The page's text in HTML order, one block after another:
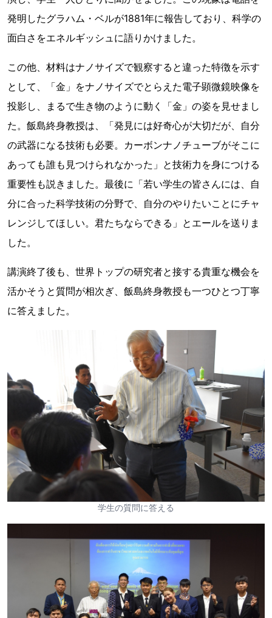
発明したグラハム・ベルが1881年に報告しており、科学の
面白さをエネルギッシュに語りかけました。
この他、材料はナノサイズで観察すると違った特徴を示す
として、「金」をナノサイズでとらえた電子顕微鏡映像を
投影し、まるで生き物のように動く「金」の姿を見せまし
た。飯島終身教授は、「発見には好奇心が大切だが、自分
の武器になる技術も必要。カーボンナノチューブがそこに
あっても誰も見つけられなかった」と技術力を身につける
重要性も説きました。最後に「若い学生の皆さんには、自
分に合った科学技術の分野で、自分のやりたいことにチャ
レンジしてほしい。君たちならできる」とエールを送りま
した。
講演終了後も、世界トップの研究者と接する貴重な機会を
活かそうと質問が相次ぎ、飯島終身教授も一つひとつ丁寧
に答えました。
学生の質問に答える